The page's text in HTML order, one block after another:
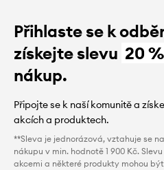
Přihlaste se k
získejte slevu 20 %
nákup.
Připojte se k naší komunitě a
akcích a produktech.
**Sleva je jednorázová, vztahuje se
nákupu v min. hodnotě 1 900 Kč.
akcemi a některé produkty mohou